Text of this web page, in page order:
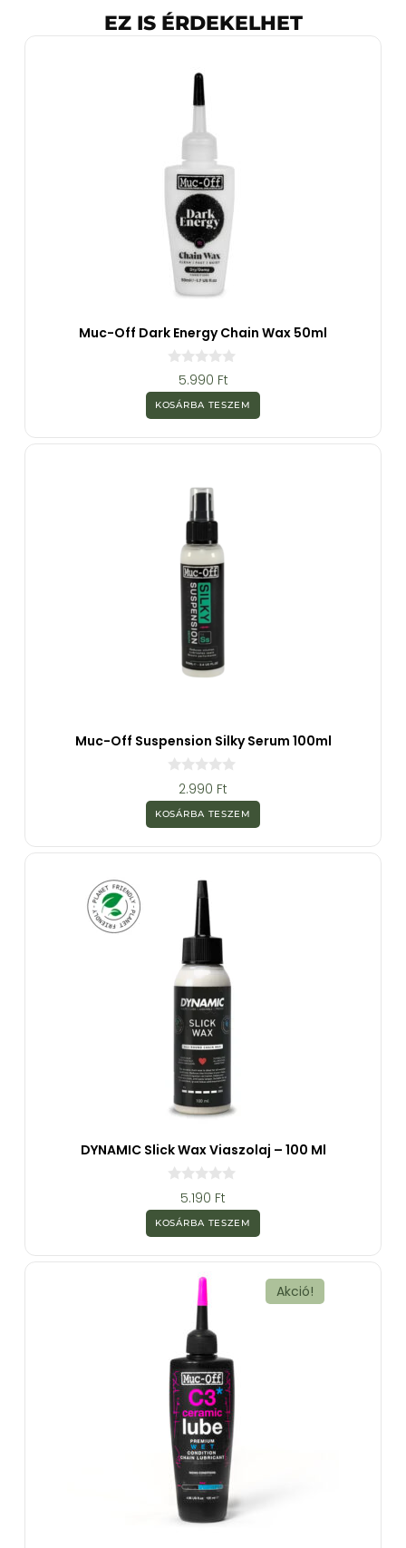
EZ IS ÉRDEKELHET
Muc-Off Dark Energy Chain Wax 50ml
z
5
b
5.990 Ft
KOSÁRBA TESZEM
Muc-Off Suspension Silky Serum 100ml
z
5
b
2.990 Ft
KOSÁRBA TESZEM
DYNAMIC Slick Wax Viaszolaj – 100 Ml
z
5
b
5.190 Ft
KOSÁRBA TESZEM
Akció!